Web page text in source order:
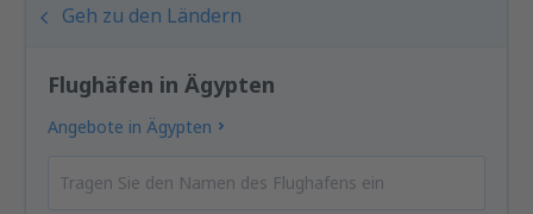
Geh zu den Ländern
Flughäfen in Ägypten
Angebote in Ägypten